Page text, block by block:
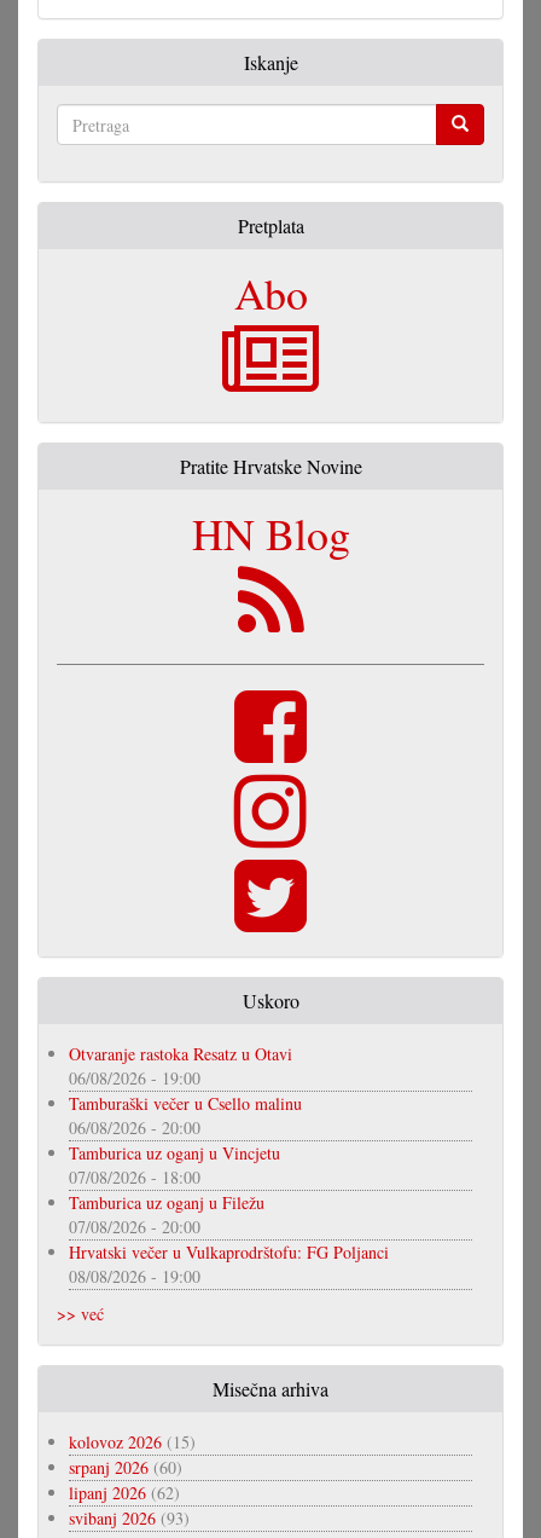
Iskanje
Pretplata
Abo
Pratite Hrvatske Novine
HN Blog
Uskoro
Otvaranje rastoka Resatz u Otavi
06/08/2026 - 19:00
Tamburaški večer u Csello malinu
06/08/2026 - 20:00
Tamburica uz oganj u Vincjetu
07/08/2026 - 18:00
Tamburica uz oganj u Filežu
07/08/2026 - 20:00
Hrvatski večer u Vulkaprodrštofu: FG Poljanci
08/08/2026 - 19:00
>> već
Misečna arhiva
kolovoz 2026 (15)
srpanj 2026 (60)
lipanj 2026 (62)
svibanj 2026 (93)